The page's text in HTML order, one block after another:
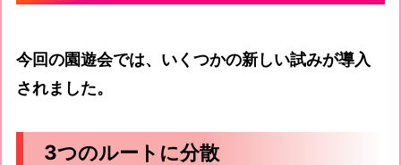
今回の園遊会では、いくつかの新しい試みが導入
されました。
3つのルートに分散